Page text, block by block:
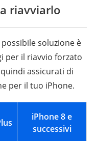
riavviarlo
soluzione è
per il riavvio forzato
assicurati di
per il tuo iPhone.
iPhone 8 e
successivi